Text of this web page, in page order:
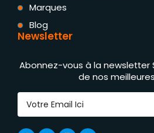
Marques
Blog
Newsletter
Abonnez-vous à la
de nos